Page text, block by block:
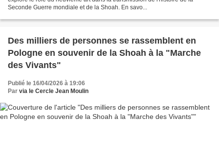
Seconde Guerre mondiale et de la Shoah. En savo...
Des milliers de personnes se rassemblent en
Pologne en souvenir de la Shoah à la "Marche
des Vivants"
Publié le 16/04/2026 à 19:06
Par via le Cercle Jean Moulin